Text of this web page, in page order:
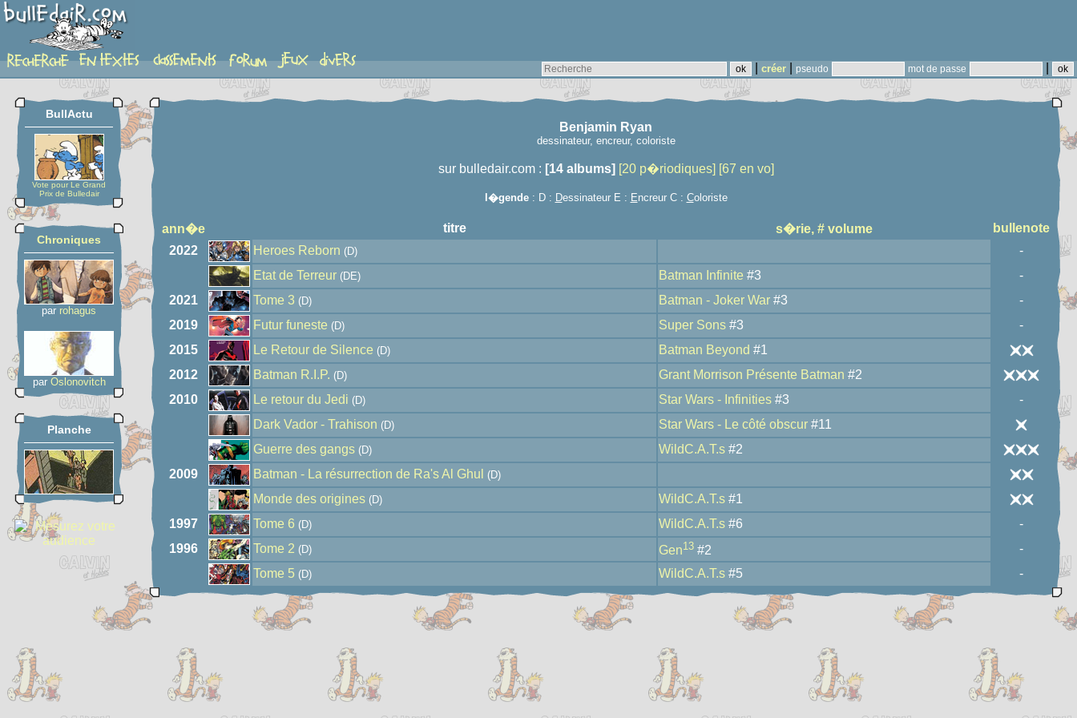
créer pseudo mot de passe
auteur
BullActu
Vote pour Le Grand
Prix de Bulledair
Chroniques
par rohagus
par Oslonovitch
Planche
Benjamin Ryan
dessinateur, encreur, coloriste
sur bulledair.com : [14 albums] [20 p�riodiques] [67 en vo]
l�gende: D : Dessinateur E : Encreur C : Coloriste
ann�e titre s�rie, # volume
bullenote
2022
Heroes Reborn (D)
-
Etat de Terreur (DE) Batman Infinite #3
-
2021
Tome 3 (D) Batman - Joker War #3
-
2019
Futur funeste (D) Super Sons #3
-
2015
Le Retour de Silence (D) Batman Beyond #1
2012
Batman R.I.P. (D) Grant Morrison Présente Batman #2
2010
Le retour du Jedi (D) Star Wars - Infinities #3
-
Dark Vador - Trahison (D) Star Wars - Le côté obscur #11
Guerre des gangs (D) WildC.A.T.s #2
2009
Batman - La résurrection de Ra's Al Ghul (D)
Monde des origines (D) WildC.A.T.s #1
1997
Tome 6 (D) WildC.A.T.s #6
-
1996
Tome 2 (D) Gen13 #2
-
Tome 5 (D) WildC.A.T.s #5 -